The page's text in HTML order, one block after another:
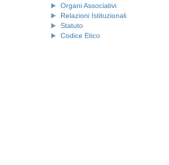
Organi Associativi
Relazioni Istituzionali
Statuto
Codice Etico